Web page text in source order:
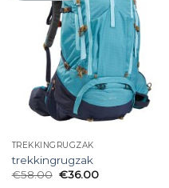
TREKKINGRUGZAK
trekkingrugzak
€58.00 €36.00